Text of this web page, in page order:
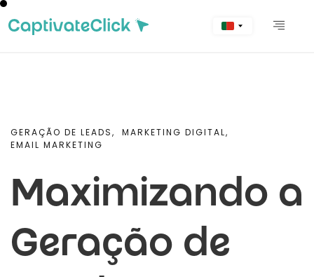
GERAÇÃO DE LEADS,
MARKETING DIGITAL,
EMAIL MARKETING
Maximizando a
Geração de